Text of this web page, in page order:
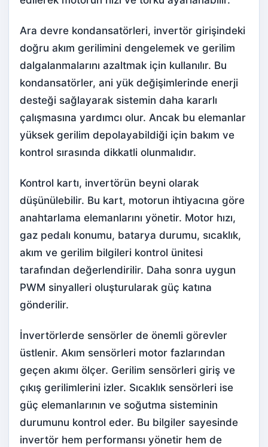
Ara devre kondansatörleri, invertör girişindeki
doğru akım gerilimini dengelemek ve gerilim
dalgalanmalarını azaltmak için kullanılır. Bu
kondansatörler, ani yük değişimlerinde enerji
desteği sağlayarak sistemin daha kararlı
çalışmasına yardımcı olur. Ancak bu elemanlar
yüksek gerilim depolayabildiği için bakım ve
kontrol sırasında dikkatli olunmalıdır.
Kontrol kartı, invertörün beyni olarak
düşünülebilir. Bu kart, motorun ihtiyacına göre
anahtarlama elemanlarını yönetir. Motor hızı,
gaz pedalı konumu, batarya durumu, sıcaklık,
akım ve gerilim bilgileri kontrol ünitesi
tarafından değerlendirilir. Daha sonra uygun
PWM sinyalleri oluşturularak güç katına
gönderilir.
İnvertörlerde sensörler de önemli görevler
üstlenir. Akım sensörleri motor fazlarından
geçen akımı ölçer. Gerilim sensörleri giriş ve
çıkış gerilimlerini izler. Sıcaklık sensörleri ise
güç elemanlarının ve soğutma sisteminin
durumunu kontrol eder. Bu bilgiler sayesinde
invertör hem performansı yönetir hem de